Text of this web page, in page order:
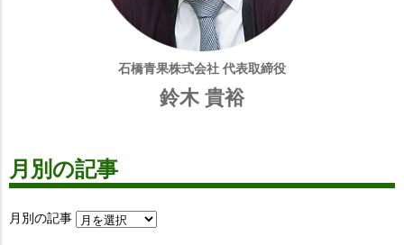
石橋青果株式会社 代表取締役
鈴木 貴裕
月別の記事
月別の記事